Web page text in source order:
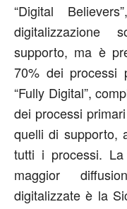
“Digital
digitalizzazione
supporto, ma è
70% dei processi
“Fully Digital”,
dei processi
quelli di supporto,
tutti i processi.
maggior
digitalizzate è la